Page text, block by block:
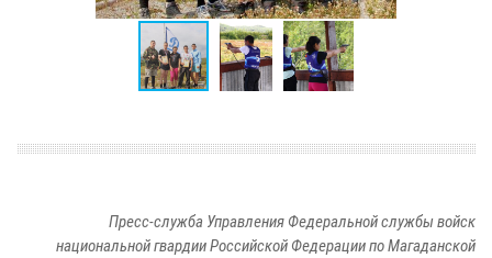
Пресс-служба Управления Федеральной службы войск
национальной гвардии Российской Федерации по Магаданской